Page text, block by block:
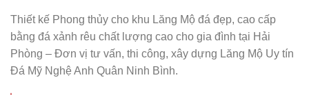
Thiết kế Phong thủy cho khu Lăng Mộ đá đẹp, cao cấp
bằng đá xảnh rêu chất lượng cao cho gia đình tại Hải
Phòng – Đơn vị tư vấn, thi công, xây dựng Lăng Mộ Uy tín
Đá Mỹ Nghệ Anh Quân Ninh Bình.